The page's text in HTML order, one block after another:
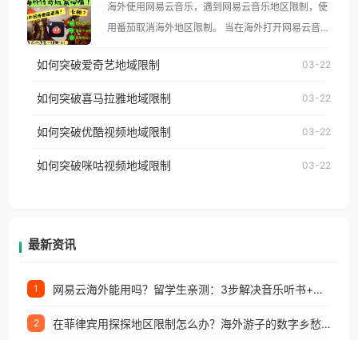
像其他音乐平台一样，出现地区及版权限制问题，且
仅能在中国大陆地区播放。 遇到这个问题的朋友们，
使用番茄回国加速器，即可解决「海外用户收听腾讯
台湾、美国、加拿大、澳大利亚、欧洲等国家和地区
权限制所困扰。
海外使用网易云音乐，遇到网易云音乐地区限制，使
用番茄取消海外地区限制。 当在海外打开网易云音
播放”的提示语。 海外用户如香港、澳门、台湾、美
国、加拿大、澳大利亚、欧洲等国家和地区时，网易
制问题，且仅能在中国大陆地区播放。 遇到这个问题
户收听网易云音乐地区版权限制」的问题，无论人在
如何突破爱奇艺地域限制 03-22
如何突破喜马拉雅地域限制 03-22
如何突破优酷视频地域限制 03-22
如何突破咪咕视频地域限制 03-22
最新资讯
1 网易云海外能用吗？留学生亲测：3步解决音乐听书+银行视频地区限制
2 在菲律宾用探探地区限制怎么办？海外游子的数字乡愁与破局之道